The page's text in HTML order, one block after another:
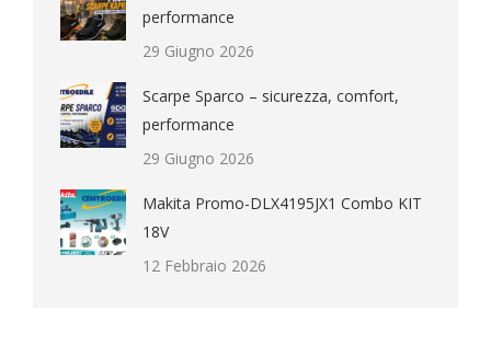
performance
29 Giugno 2026
Scarpe Sparco – sicurezza, comfort,
performance
29 Giugno 2026
Makita Promo-DLX4195JX1 Combo KIT
18V
12 Febbraio 2026